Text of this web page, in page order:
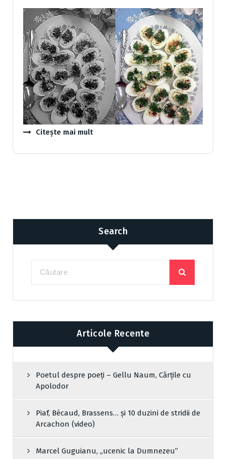
Citește mai mult
Search
Articole Recente
Poetul despre poeți – Gellu Naum, Cărțile cu
Apolodor
Piaf, Bécaud, Brassens… și 10 duzini de stridii de
Arcachon (video)
Marcel Guguianu, „ucenic la Dumnezeu”